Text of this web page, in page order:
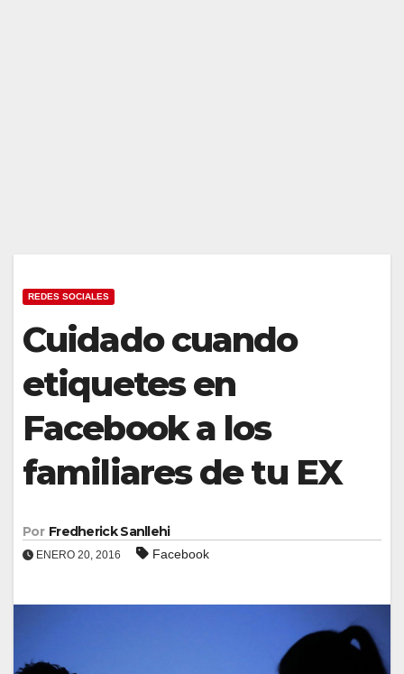
REDES SOCIALES
Cuidado cuando
etiquetes en
Facebook a los
familiares de tu EX
Por Fredherick Sanllehi
ENERO 20, 2016 Facebook